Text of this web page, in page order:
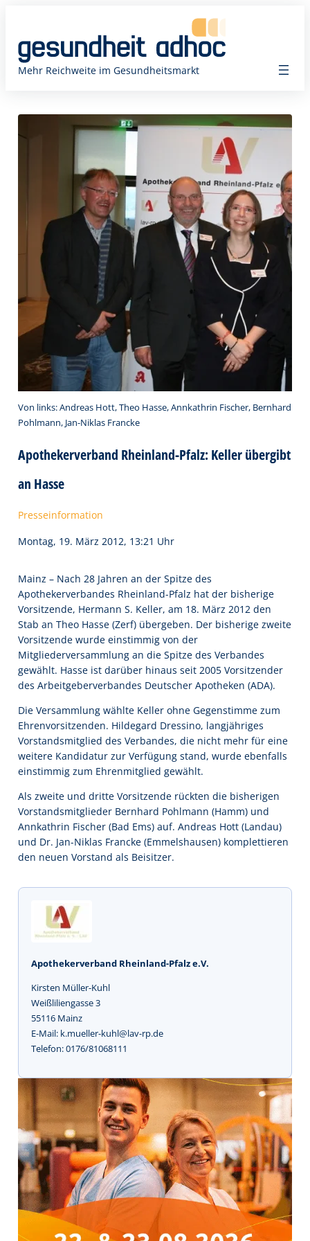
springen
Mehr Reichweite im Gesundheitsmarkt
Von links: Andreas Hott, Theo Hasse, Annkathrin Fischer, Bernhard
Pohlmann, Jan-Niklas Francke
Apothekerverband Rheinland-Pfalz: Keller übergibt
an Hasse
Presseinformation
Montag, 19. März 2012, 13:21 Uhr
Mainz – Nach 28 Jahren an der Spitze des
Apothekerverbandes Rheinland-Pfalz hat der bisherige
Vorsitzende, Hermann S. Keller, am 18. März 2012 den
Stab an Theo Hasse (Zerf) übergeben. Der bisherige zweite
Vorsitzende wurde einstimmig von der
Mitgliederversammlung an die Spitze des Verbandes
gewählt. Hasse ist darüber hinaus seit 2005 Vorsitzender
des Arbeitgeberverbandes Deutscher Apotheken (ADA).
Die Versammlung wählte Keller ohne Gegenstimme zum
Ehrenvorsitzenden. Hildegard Dressino, langjähriges
Vorstandsmitglied des Verbandes, die nicht mehr für eine
weitere Kandidatur zur Verfügung stand, wurde ebenfalls
einstimmig zum Ehrenmitglied gewählt.
Als zweite und dritte Vorsitzende rückten die bisherigen
Vorstandsmitglieder Bernhard Pohlmann (Hamm) und
Annkathrin Fischer (Bad Ems) auf. Andreas Hott (Landau)
und Dr. Jan-Niklas Francke (Emmelshausen) komplettieren
den neuen Vorstand als Beisitzer.
Apothekerverband Rheinland-Pfalz e.V.
Kirsten Müller-Kuhl
Weißliliengasse 3
55116 Mainz
E-Mail: k.mueller-kuhl@lav-rp.de
Telefon: 0176/81068111